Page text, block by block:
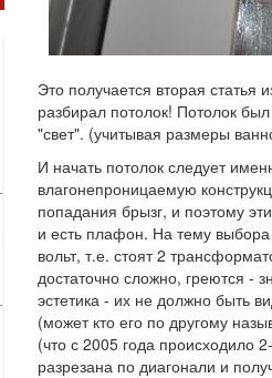
Это получается вторая статья
разбирал потолок! Потолок
"свет". (учитывая размеры
И начать потолок следует
влагонепроницаемую
попадания брызг, и поэтому
и есть плафон. На тему выбора
вольт, т.е. стоят 2
достаточно сложно, греются -
эстетика - их не должно быть
(может кто его по другому
(что с 2005 года происходило
разрезана по диагонали и